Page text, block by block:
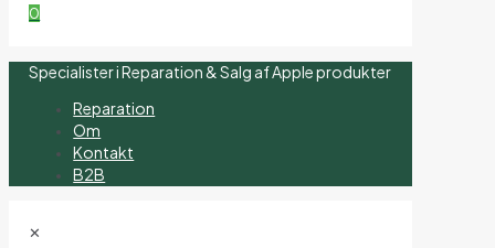
0
Specialister i Reparation & Salg af Apple produkter
Reparation
Om
Kontakt
B2B
✕